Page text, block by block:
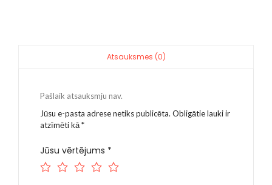
Atsauksmes (0)
Pašlaik atsauksmju nav.
Jūsu e-pasta adrese netiks publicēta. Obligātie lauki ir
atzīmēti kā*
Jūsu vērtējums *